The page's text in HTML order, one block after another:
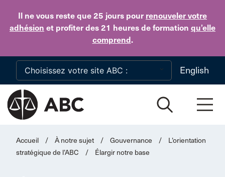
Il ne vous reste que 25 jours pour renouveler votre
adhésion et profiter des 21 heures de formation qu’elle
comprend.
Skip to main content
English
Accueil / À notre sujet / Gouvernance /
L’orientation
stratégique de l’ABC
/ Élargir notre base